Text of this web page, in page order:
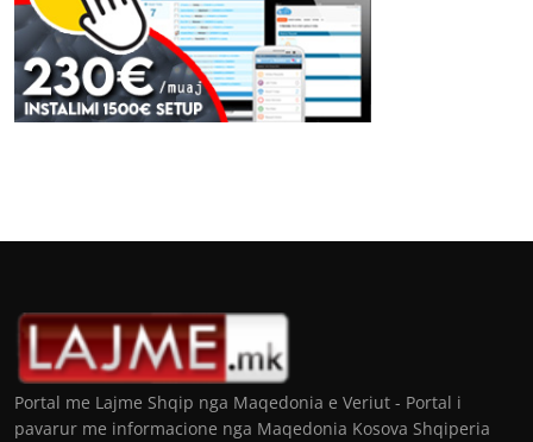
Portal me Lajme Shqip nga Maqedonia e Veriut - Portal i
pavarur me informacione nga Maqedonia Kosova Shqiperia